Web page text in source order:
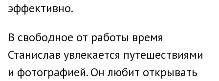
эффективно.
В свободное от работы время
Станислав увлекается путешествиями
и фотографией. Он любит открывать